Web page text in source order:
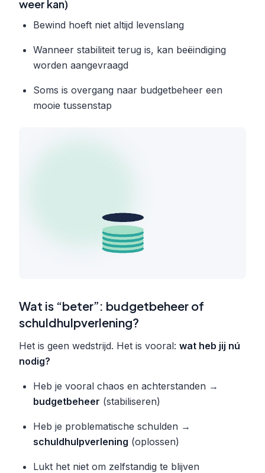
weer kan)
Bewind hoeft niet altijd levenslang
Wanneer stabiliteit terug is, kan beëindiging
worden aangevraagd
Soms is overgang naar budgetbeheer een
mooie tussenstap
Wat is “beter”: budgetbeheer of
schuldhulpverlening?
Het is geen wedstrijd. Het is vooral: wat heb jij nú
nodig?
Heb je vooral chaos en achterstanden →
budgetbeheer (stabiliseren)
Heb je problematische schulden →
schuldhulpverlening (oplossen)
Lukt het niet om zelfstandig te blijven